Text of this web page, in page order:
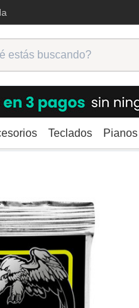
Teclados Pianos
para bajo Ernie Ball